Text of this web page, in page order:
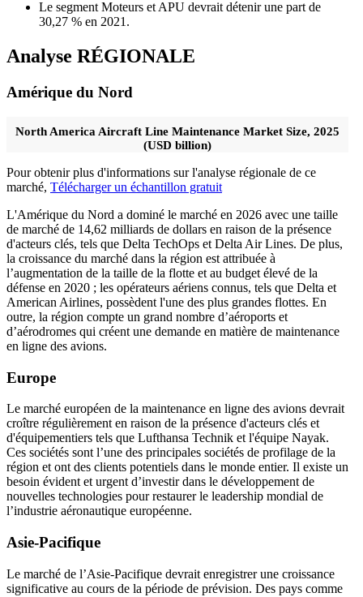
Le segment Moteurs et APU devrait détenir une part de
30,27 % en 2021.
Analyse RÉGIONALE
Amérique du Nord
North America Aircraft Line Maintenance Market Size, 2025
(USD billion)
Pour obtenir plus d'informations sur l'analyse régionale de ce
marché, Télécharger un échantillon gratuit
L'Amérique du Nord a dominé le marché en 2026 avec une taille
de marché de 14,62 milliards de dollars en raison de la présence
d'acteurs clés, tels que Delta TechOps et Delta Air Lines. De plus,
la croissance du marché dans la région est attribuée à
l’augmentation de la taille de la flotte et au budget élevé de la
défense en 2020 ; les opérateurs aériens connus, tels que Delta et
American Airlines, possèdent l'une des plus grandes flottes. En
outre, la région compte un grand nombre d’aéroports et
d’aérodromes qui créent une demande en matière de maintenance
en ligne des avions.
Europe
Le marché européen de la maintenance en ligne des avions devrait
croître régulièrement en raison de la présence d'acteurs clés et
d'équipementiers tels que Lufthansa Technik et l'équipe Nayak.
Ces sociétés sont l’une des principales sociétés de profilage de la
région et ont des clients potentiels dans le monde entier. Il existe un
besoin évident et urgent d’investir dans le développement de
nouvelles technologies pour restaurer le leadership mondial de
l’industrie aéronautique européenne.
Asie-Pacifique
Le marché de l’Asie-Pacifique devrait enregistrer une croissance
significative au cours de la période de prévision. Des pays comme